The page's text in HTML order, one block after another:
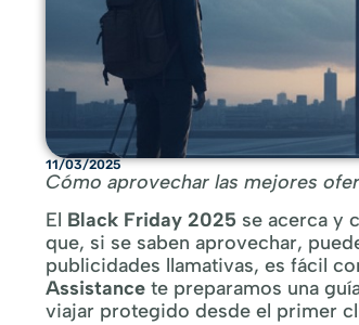
11/03/2025
Cómo aprovechar las mejores
El Black Friday 2025 se acerca y
que, si se saben aprovechar,
publicidades llamativas, es fácil
Assistance te preparamos una
viajar protegido desde el primer